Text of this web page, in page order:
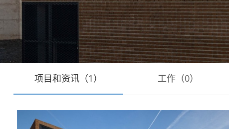
项目和资讯（1） 工作（0）